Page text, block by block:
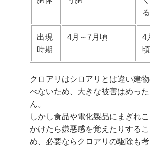
る
出現
時期
4月～7月頃
4
頃
クロアリはシロアリとは違い建
べないため、大きな被害はめっ
ん。
しかし食品や電化製品にまぎれ
かけたら嫌悪感を覚えたりする
め、必要ならクロアリの駆除も